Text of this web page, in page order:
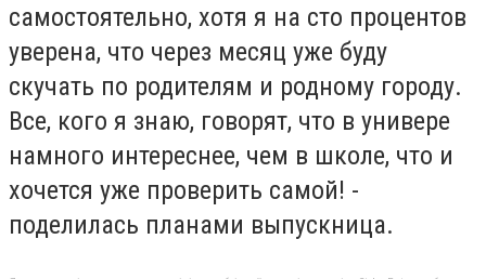
самостоятельно, хотя я на сто процентов
уверена, что через месяц уже буду
скучать по родителям и родному городу.
Все, кого я знаю, говорят, что в универе
намного интереснее, чем в школе, что и
хочется уже проверить самой! -
поделилась планами выпускница.